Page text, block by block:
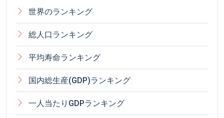
世界のランキング
総人口ランキング
平均寿命ランキング
国内総生産(GDP)ランキング
一人当たりGDPランキング